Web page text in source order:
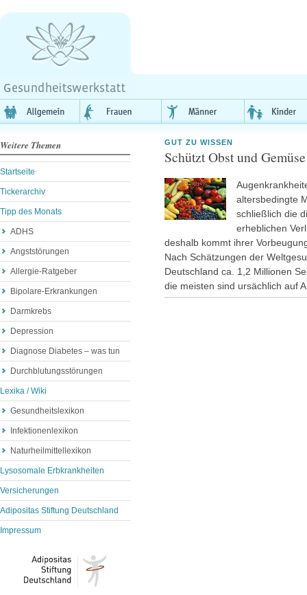
Weitere Themen
Startseite
Tickerarchiv
Tipp des Monats
ADHS
Angststörungen
Allergie-Ratgeber
Bipolare-Erkrankungen
Darmkrebs
Depression
Diagnose Diabetes – was tun
Durchblutungsstörungen
Lexika / Wiki
Gesundheitslexikon
Infektionenlexikon
Naturheilmittellexikon
Lysosomale Erbkrankheiten
Versicherungen
Adipositas Stiftung Deutschland
Impressum
GUT ZU WISSEN
Schützt Obst und
altersbedingte
schließlich die
erheblichen
deshalb kommt ihrer
Nach Schätzungen der
Deutschland ca. 1,2 Millionen
die meisten sind ursächlich auf